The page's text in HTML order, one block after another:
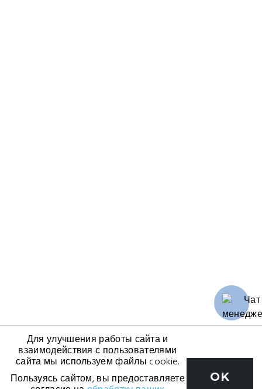
Для улучшения работы сайта и
взаимодействия с пользователями
сайта мы используем файлы cookie.
Пользуясь сайтом, вы предоставляете
OK